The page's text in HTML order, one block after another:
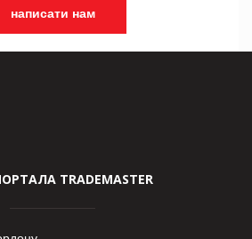
написати нам
TRADEMASTER